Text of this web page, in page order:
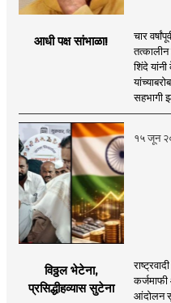
आधी पक्ष सांभाळा!
चार
तत्कालीन
शिंदे
सहभागी
१५ जून
विठ्ठल भेटेना,
प्रसिद्धीहव्यास सुटेना
कर्जमाफी
आंदोलन